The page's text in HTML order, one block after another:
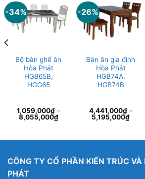
-34%
Bộ bàn ghế ăn
Hòa Phát
HGB65B,
HGG65
1,059,000₫–
8,055,000₫
-26%
Bàn ăn gia đình
Hòa Phát
HGB74A,
HGB74B
4,441,000₫–
5,195,000₫
CÔNG TY CỔ PHẦN KIẾN TRÚC
PHÁT